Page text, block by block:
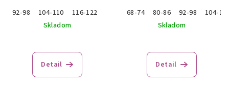
92-98
104-110 116-122 122-128 128-134 134-140
140-
Skladom
Detail
68-74
80-86 92-98
104-
Skladom
Detail